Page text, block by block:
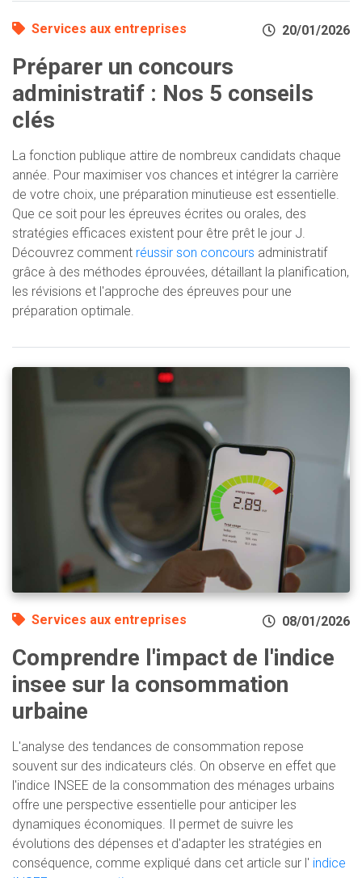
Services aux entreprises 20/01/2026
Préparer un concours
administratif : Nos 5 conseils
clés
La fonction publique attire de nombreux candidats chaque
année. Pour maximiser vos chances et intégrer la carrière
de votre choix, une préparation minutieuse est essentielle.
Que ce soit pour les épreuves écrites ou orales, des
stratégies efficaces existent pour être prêt le jour J.
Découvrez comment réussir son concours administratif
grâce à des méthodes éprouvées, détaillant la planification,
les révisions et l'approche des épreuves pour une
préparation optimale.
Services aux entreprises 08/01/2026
Comprendre l'impact de l'indice
insee sur la consommation
urbaine
L'analyse des tendances de consommation repose
souvent sur des indicateurs clés. On observe en effet que
l'indice INSEE de la consommation des ménages urbains
offre une perspective essentielle pour anticiper les
dynamiques économiques. Il permet de suivre les
évolutions des dépenses et d'adapter les stratégies en
conséquence, comme expliqué dans cet article sur l' indice